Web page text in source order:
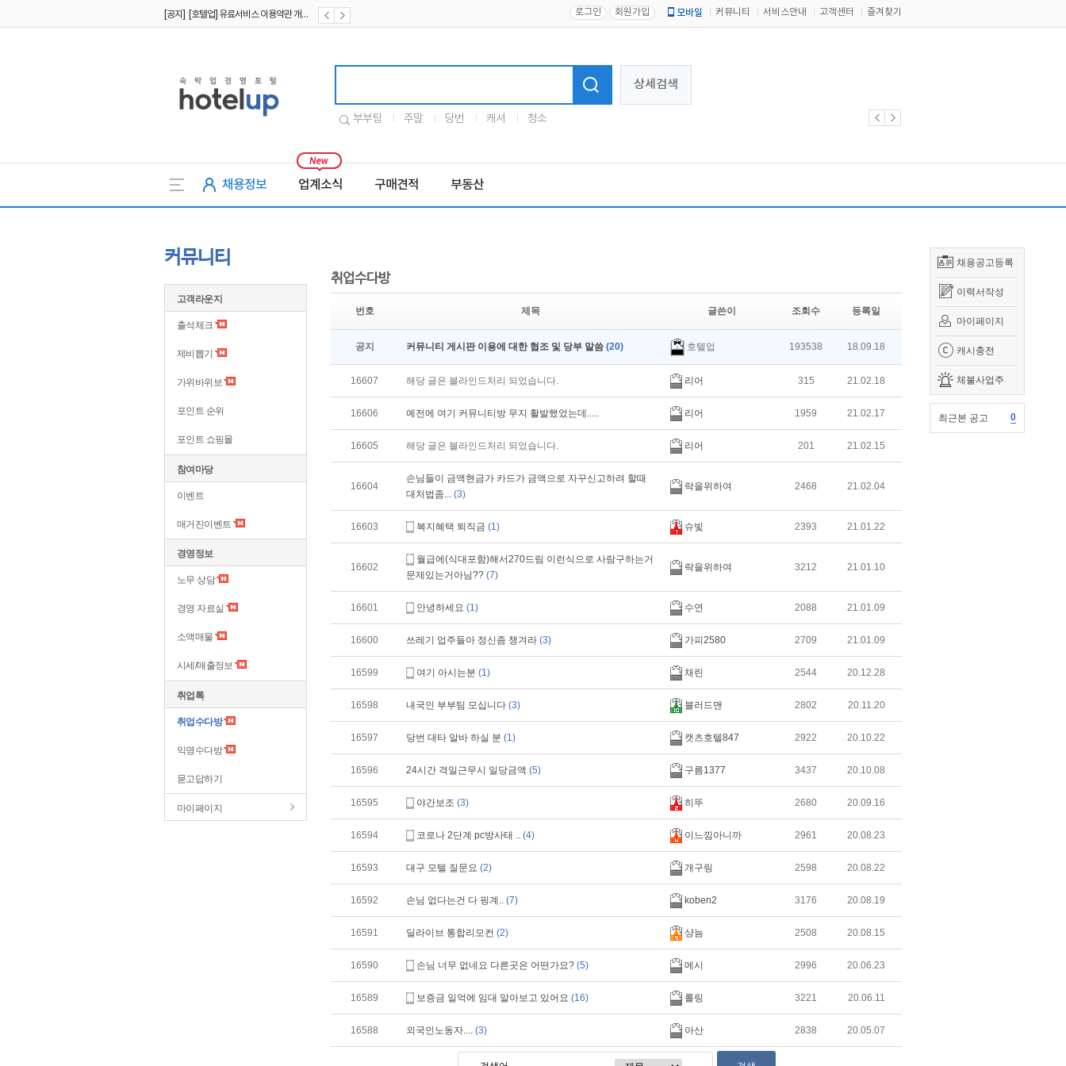
[공지] [호텔업] 유료서비스 이용약관 개정본2 (19.09.02) 로그인 회원가입 모바일 커뮤니티 서비스안내 고객센터 즐겨찾기
상세검색
부부팀 주말 당번 캐셔 청소
채용정보 업계소식 구매견적 부동산
채용공고등록
이력서작성
마이페이지
캐시충전
체불사업주
최근본 공고 0
커뮤니티
고객라운지
출석체크
제비뽑기
가위바위보
포인트 순위
포인트 쇼핑몰
참여마당
이벤트
매거진이벤트
경영정보
노무 상담
경영 자료실
소액매물
시세/매출정보
취업톡
취업수다방
익명수다방
묻고답하기
마이페이지
취업수다방
번호 제목 글쓴이 조회수 등록일
공지 커뮤니티 게시판 이용에 대한 협조 및 당부 말씀 (20) 호텔업 193538 18.09.18
16607 해당 글은 블라인드처리 되었습니다. 리어 315 21.02.18
16606 예전에 여기 커뮤니티방 무지 활발했었는데..... 리어 1959 21.02.17
16605 해당 글은 블라인드처리 되었습니다. 리어 201 21.02.15
16604
손님들이 금액현금가 카드가 금액으로 자꾸신고하려 할때
대처법좀... (3)
락을위하여 2468 21.02.04
16603 복지혜택 퇴직금 (1) 슈빛 2393 21.01.22
16602
월급에(식대포함)해서270드림 이런식으로 사람구하는거
문제있는거아님?? (7)
락을위하여 3212 21.01.10
16601 안녕하세요 (1) 수연 2088 21.01.09
16600 쓰레기 업주들아 정신좀 챙겨라 (3) 가피2580 2709 21.01.09
16599 여기 아시는분 (1) 채린 2544 20.12.28
16598 내국인 부부팀 모십니다 (3) 블러드맨 2802 20.11.20
16597 당번 대타 알바 하실 분 (1) 캣츠호텔847 2922 20.10.22
16596 24시간 격일근무시 일당금액 (5) 구름1377 3437 20.10.08
16595 야간보조 (3) 히뚜 2680 20.09.16
16594 코로나 2단계 pc방사태 .. (4) 이느낌아니까 2961 20.08.23
16593 대구 모텔 질문요 (2) 개구링 2598 20.08.22
16592 손님 없다는건 다 핑계.. (7) koben2 3176 20.08.19
16591 딜라이브 통합리모컨 (2) 샹늠 2508 20.08.15
16590 손님 너무 없네요 다른곳은 어떤가요? (5) 메시 2996 20.06.23
16589 보증금 일억에 임대 알아보고 있어요 (16) 롤링 3221 20.06.11
16588 외국인노동자.... (3) 아산 2838 20.05.07